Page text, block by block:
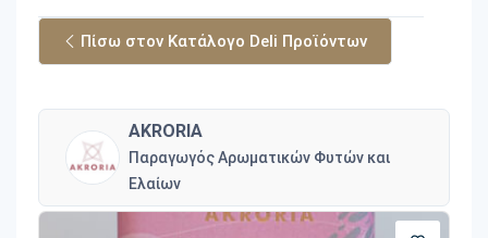
Πίσω στον Κατάλογο Deli Προϊόντων
AKRORIA
Παραγωγός Αρωματικών Φυτών και
Ελαίων